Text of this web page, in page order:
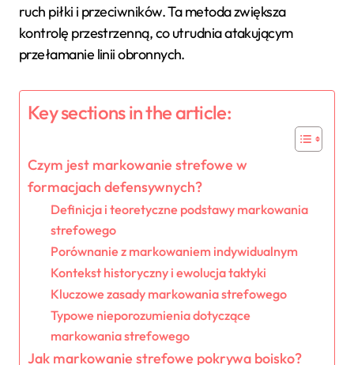
ruch piłki i przeciwników. Ta metoda zwiększa
kontrolę przestrzenną, co utrudnia atakującym
przełamanie linii obronnych.
Key sections in the article:
Czym jest markowanie strefowe w
formacjach defensywnych?
Definicja i teoretyczne podstawy markowania
strefowego
Porównanie z markowaniem indywidualnym
Kontekst historyczny i ewolucja taktyki
Kluczowe zasady markowania strefowego
Typowe nieporozumienia dotyczące
markowania strefowego
Jak markowanie strefowe pokrywa boisko?